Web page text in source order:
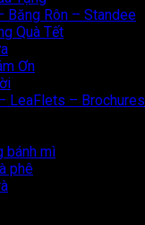
Băng Rôn – Standee
Quà Tết
Ơn
LeaFlets – Brochures
bánh mì
phê